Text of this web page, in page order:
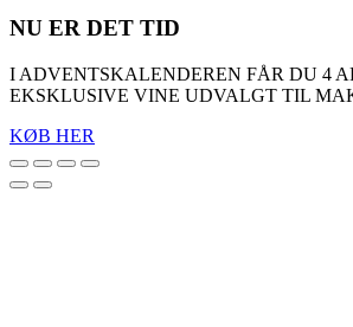
NU ER DET TID
I ADVENTSKALENDEREN FÅR DU 4
EKSKLUSIVE VINE UDVALGT TIL
KØB HER